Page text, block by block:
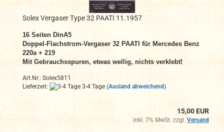
Solex Vergaser Type 32 PAATI 11.1957
16 Seiten DinA5
Doppel-Flachstrom-Vergaser 32 PAATI für Mercedes Benz
220a + 219
Mit Gebrauchsspuren, etwas wellig, nichts verklebt!
Art.Nr.: Solex5811
Lieferzeit:
3-4 Tage (Ausland abweichend)
15,00 EUR
inkl. 7% MwSt. zzgl. Versand